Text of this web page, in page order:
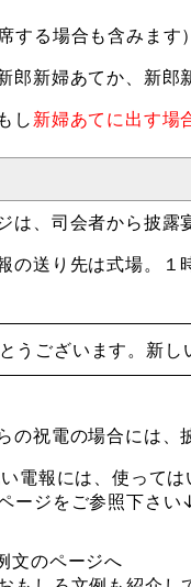
する場合も含みます）
郎新婦あてか、新郎
し新婦あてに出す場
は、司会者から披露
の送り先は式場。１
うございます。新
の祝電の場合には、
電報には、使って
ージをご参照下さい
文のページへ